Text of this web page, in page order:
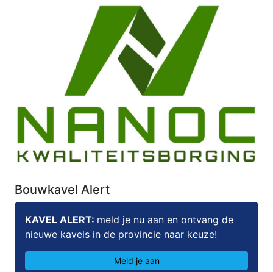
Bouwkavel Alert
KAVEL ALERT: meld je nu aan en ontvang de
nieuwe kavels in de provincie naar keuze!
Meld je aan